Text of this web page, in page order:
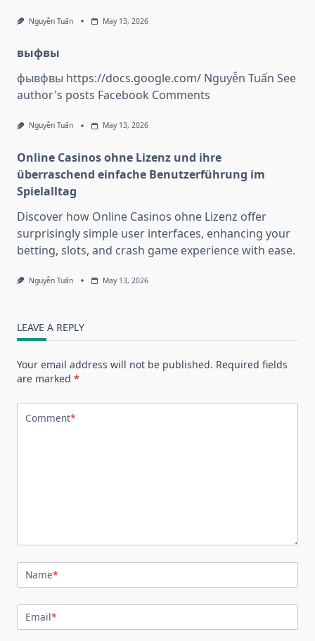
Nguyễn Tuấn May 13, 2026
выфвы
фывфвы https://docs.google.com/ Nguyễn Tuấn See
author's posts Facebook Comments
Nguyễn Tuấn May 13, 2026
Online Casinos ohne Lizenz und ihre
überraschend einfache Benutzerführung im
Spielalltag
Discover how Online Casinos ohne Lizenz offer
surprisingly simple user interfaces, enhancing your
betting, slots, and crash game experience with ease.
Nguyễn Tuấn May 13, 2026
LEAVE A REPLY
Your email address will not be published. Required fields
are marked *
Comment*
Name*
Email*